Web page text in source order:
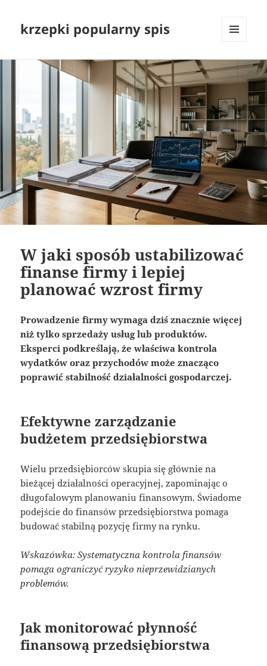
krzepki popularny spis
WIDGETY
W jaki sposób ustabilizować
finanse firmy i lepiej
planować wzrost firmy
Prowadzenie firmy wymaga dziś znacznie więcej
niż tylko sprzedaży usług lub produktów.
Eksperci podkreślają, że właściwa kontrola
wydatków oraz przychodów może znacząco
poprawić stabilność działalności gospodarczej.
Efektywne zarządzanie
budżetem przedsiębiorstwa
Wielu przedsiębiorców skupia się głównie na
bieżącej działalności operacyjnej, zapominając o
długofalowym planowaniu finansowym. Świadome
podejście do finansów przedsiębiorstwa pomaga
budować stabilną pozycję firmy na rynku.
Wskazówka: Systematyczna kontrola finansów
pomaga ograniczyć ryzyko nieprzewidzianych
problemów.
Jak monitorować płynność
finansową przedsiębiorstwa